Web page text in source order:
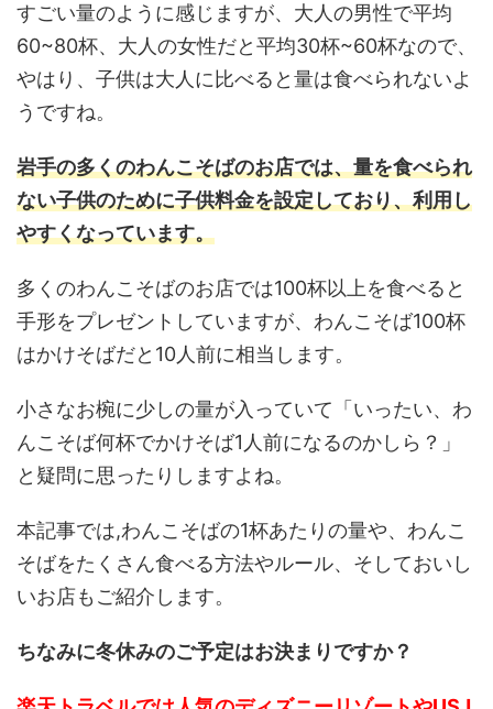
すごい量のように感じますが、大人の男性で平均
60~80杯、大人の女性だと平均30杯~60杯なので、
やはり、子供は大人に比べると量は食べられないよ
うですね。
岩手の多くのわんこそばのお店では、量を食べられ
ない子供のために子供料金を設定しており、利用し
やすくなっています。
多くのわんこそばのお店では100杯以上を食べると
手形をプレゼントしていますが、わんこそば100杯
はかけそばだと10人前に相当します。
小さなお椀に少しの量が入っていて「いったい、わ
んこそば何杯でかけそば1人前になるのかしら？」
と疑問に思ったりしますよね。
本記事では,わんこそばの1杯あたりの量や、わんこ
そばをたくさん食べる方法やルール、そしておいし
いお店もご紹介します。
ちなみに冬休みのご予定はお決まりですか？